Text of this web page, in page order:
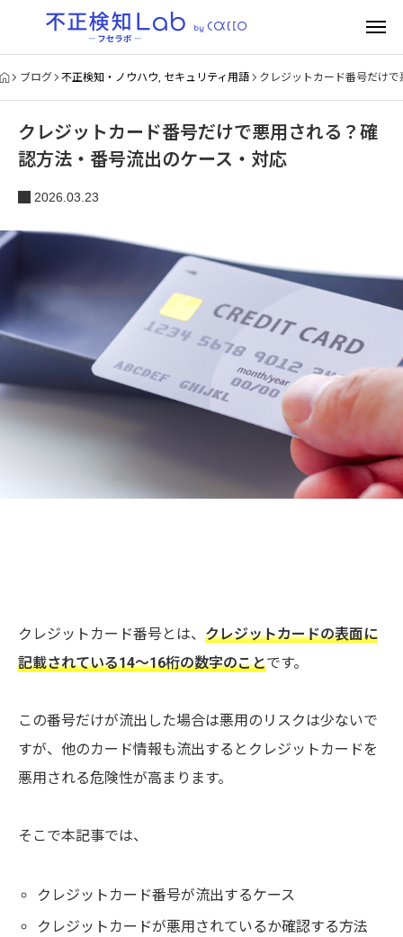
ブログ 不正検知・ノウハウ, セキュリティ用語 クレジットカード番号だけ
クレジットカード番号だけで悪用される？確
認方法・番号流出のケース・対応
2026.03.23
クレジットカード番号とは、 クレジットカードの表面に
記載されている14〜16桁の数字のことです。
この番号だけが流出した場合は悪用のリスクは少ないで
すが、他のカード情報も流出するとクレジットカードを
悪用される危険性が高まります。
そこで本記事では、
クレジットカード番号が流出するケース
クレジットカードが悪用されているか確認する方法